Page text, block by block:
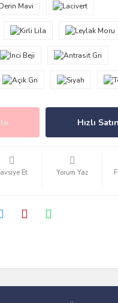
Hızlı
Et Yorum Yaz